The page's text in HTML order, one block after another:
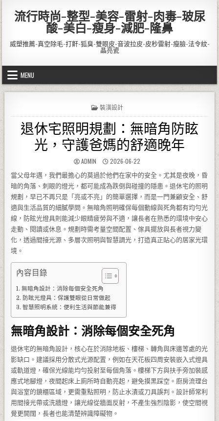
流行時尚-整型-美容-雷射-肉毒-玻尿
酸-美白-瘦身-減肥-隆鼻
威塑推薦-真空除毛-打鼾-狐臭-雙眼皮-音波拉皮-皮秒雷射-瘦臉-法令紋-
晶亮瓷
MENU
POSTED IN
裝潢設計
退休宅照明規劃：無暗角防眩
光，守護爸媽的舒適晚年
AUTHOR:
ADMIN PUBLISHED DATE:
2026-06-22
當父母年邁，我們最擔心的莫過於他們在家中的安全。尤其是夜晚，昏
暗的角落、刺眼的燈光，都可能成為跌倒與碰撞的隱患。退休宅的照明
規劃，早已不再只是「亮或不亮」的簡單選擇，而是一門兼顧安全、舒
適與生活品質的細膩學問。無暗角照明確保每個動線與死角都有均勻光
線，防眩光燈具則能減少眼睛疲勞與不適，讓長者在熟悉的環境中安心
走動、閱讀或休息。規劃時需考量空間配置、傢具擺放與長者視力變
化，透過間接光源、多層次照明與智慧調光，打造真正貼心的居家光環
境。
內容目錄
無暗角設計：消除每個安全死角
防眩光燈具：保護雙眼從日常做起
智慧照明系統：便利生活與節能兼得
無暗角設計：消除每個安全死角
退休宅的無暗角設計，核心在於消除地板、樓梯、轉角與床邊等處的光
影缺口。建議採用分散式光源配置，例如在天花板四周安裝嵌入式燈具
或軌道燈，確保光線能均勻投射至每個角落。樓梯下方與扶手旁加裝感
應式地腳燈，夜間起床上廁所時自動亮起，避免摸黑踩空。廚房流理台
與浴室的鏡櫃區域，更需重點照明，防止水漬或刀具誤判。設計師常利
用間接光帶或洗牆燈，讓光線從牆面反射，不產生強烈陰影，使空間視
覺更開闊，長者也能清楚辨識障礙物。